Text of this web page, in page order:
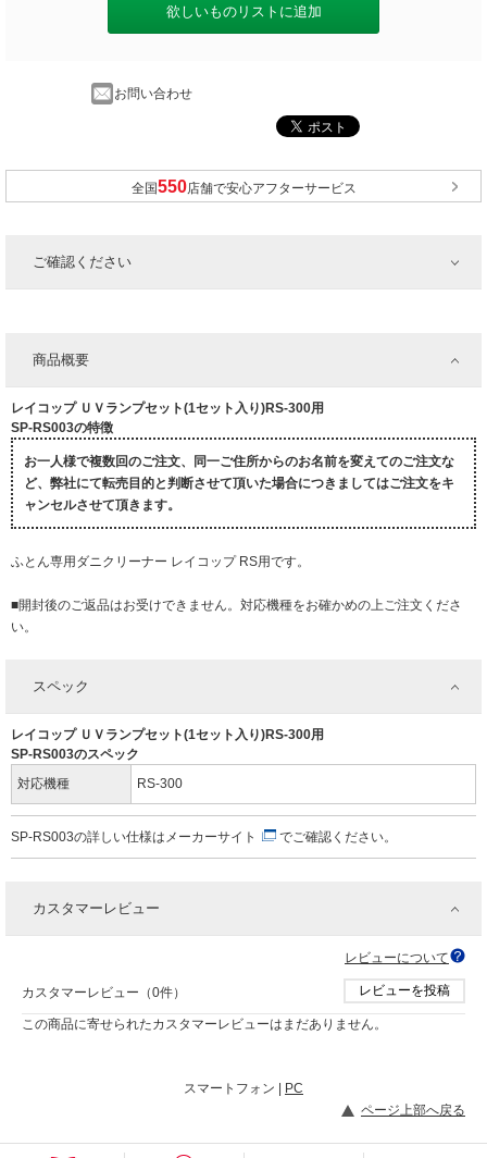
欲しいものリストに追加
お問い合わせ
全国 店舗で安心アフターサービス
ご確認ください
商品概要
レイコップ ＵＶランプセット(1セット入り)RS-300用
SP-RS003の特徴
お一人様で複数回のご注文、同一ご住所からのお名前を変えてのご注文な
ど、弊社にて転売目的と判断させて頂いた場合につきましてはご注文をキ
ャンセルさせて頂きます。
ふとん専用ダニクリーナー レイコップ RS用です。
■開封後のご返品はお受けできません。対応機種をお確かめの上ご注文くださ
い。
スペック
レイコップ ＵＶランプセット(1セット入り)RS-300用
SP-RS003のスペック
対応機種
RS-300
SP-RS003の詳しい仕様は メーカーサイト でご確認ください。
カスタマーレビュー
レビューについて
カスタマーレビュー（0件） レビューを投稿
この商品に寄せられたカスタマーレビューはまだありません。
スマートフォン |
PC
ページ上部へ戻る